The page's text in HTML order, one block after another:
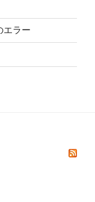
エラー